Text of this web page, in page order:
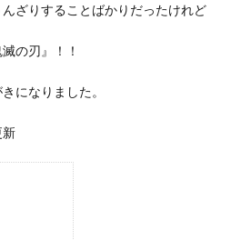
ざりすることばかりだったけれど
の刃』！！
になりました。